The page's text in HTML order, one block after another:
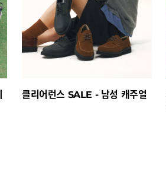
클리어런스 SALE - 남성 캐주얼